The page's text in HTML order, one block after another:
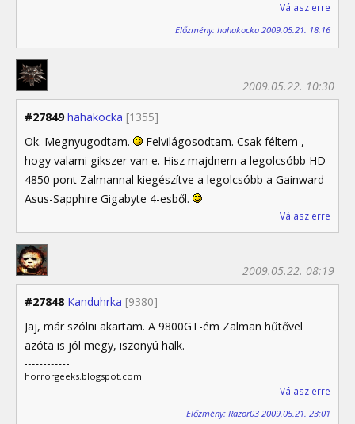
Válasz erre
Előzmény: hahakocka 2009.05.21. 18:16
#27849 hahakocka [1355]
2009.05.22. 10:30
Ok. Megnyugodtam.
Felvilágosodtam. Csak féltem ,
hogy valami gikszer van e. Hisz majdnem a legolcsóbb HD
4850 pont Zalmannal kiegészítve a legolcsóbb a Gainward-
Asus-Sapphire Gigabyte 4-esből.
Válasz erre
#27848 Kanduhrka [9380]
2009.05.22. 08:19
Jaj, már szólni akartam. A 9800GT-ém Zalman hűtővel
azóta is jól megy, iszonyú halk.
horrorgeeks.blogspot.com
Válasz erre
Előzmény: Razor03 2009.05.21. 23:01